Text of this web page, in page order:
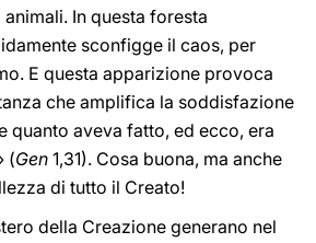
In questa foresta
sconfigge il caos, per
E questa apparizione provoca
che amplifica la soddisfazione
quanto aveva fatto, ed ecco, era
(Gen 1,31). Cosa buona, ma anche
di tutto il Creato!
della Creazione generano nel